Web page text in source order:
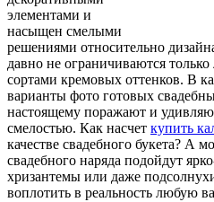
элементами и
насыщен смелыми
решениями относительно
давно не ограничиваются
сортами кремовых оттенков. В
варианты фото готовых
настоящему поражают и
смелостью. Как насчет купить
качестве свадебного букета? А
свадебного наряда подойдут
хризантемы или даже
воплотить в реальность любую